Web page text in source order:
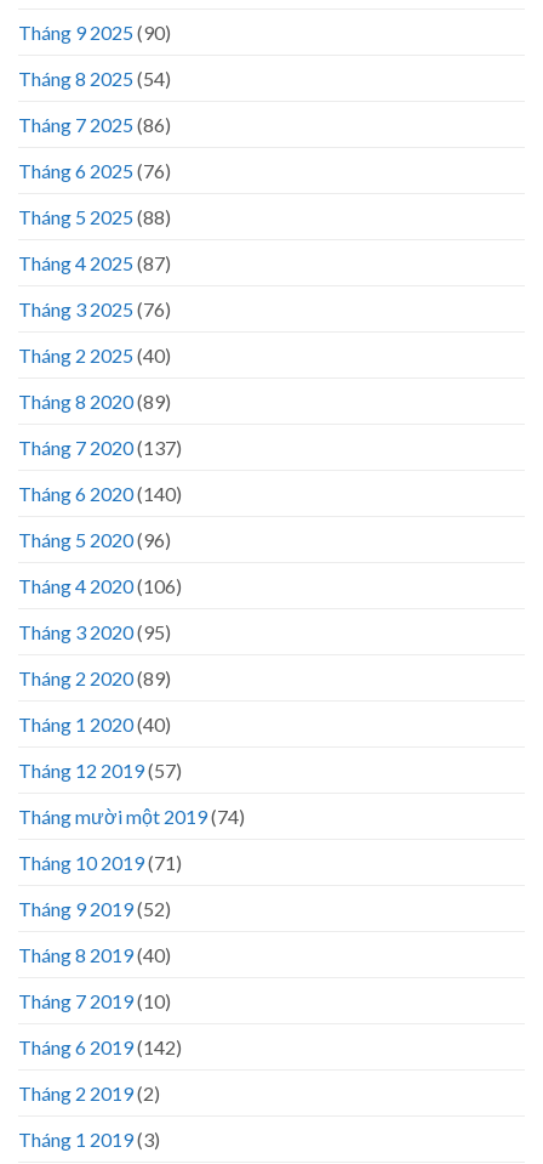
Tháng 9 2025(90)
Tháng 8 2025(54)
Tháng 7 2025(86)
Tháng 6 2025(76)
Tháng 5 2025(88)
Tháng 4 2025(87)
Tháng 3 2025(76)
Tháng 2 2025(40)
Tháng 8 2020(89)
Tháng 7 2020(137)
Tháng 6 2020(140)
Tháng 5 2020(96)
Tháng 4 2020(106)
Tháng 3 2020(95)
Tháng 2 2020(89)
Tháng 1 2020(40)
Tháng 12 2019(57)
Tháng mười một 2019(74)
Tháng 10 2019(71)
Tháng 9 2019(52)
Tháng 8 2019(40)
Tháng 7 2019(10)
Tháng 6 2019(142)
Tháng 2 2019(2)
Tháng 1 2019(3)